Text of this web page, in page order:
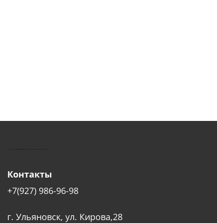
КУШТУТ - ОБОРУДОВАНИЕ ДЛЯ САЛОНОВ КРАСОТЫ
Контакты
+7(927) 986-96-98
г. Ульяновск, ул. Кирова,28